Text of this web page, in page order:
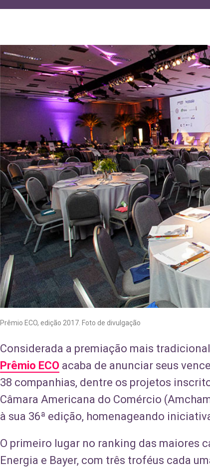
Prêmio ECO, edição 2017. Foto de divulgação
Considerada a premiação mais
Prêmio ECO acaba de anunciar seus
38 companhias, dentre os projetos
Câmara Americana do Comércio
à sua 36ª edição, homenageando
O primeiro lugar no ranking das maiores
Energia e Bayer, com três troféus cada